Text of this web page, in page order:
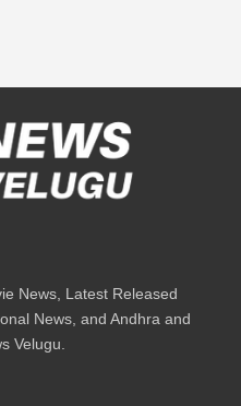
News, Latest Released
News, and Andhra and
Velugu.